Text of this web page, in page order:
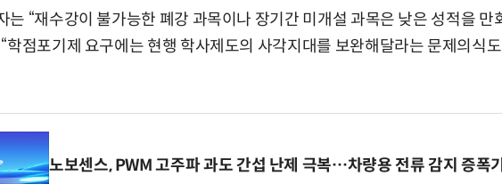
는 “재수강이 불가능한 폐강 과목이나 장기간 미개설 과목은 낮은 성적을 만
학점포기제 요구에는 현행 학사제도의 사각지대를 보완해달라는 문제의식
노보센스, PWM 고주파 과도 간섭 난제 극복…차량용 전류 감지 증폭기